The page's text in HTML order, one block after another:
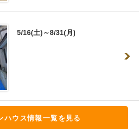
5/16(土)～8/31(月)
ハウス情報一覧を見る